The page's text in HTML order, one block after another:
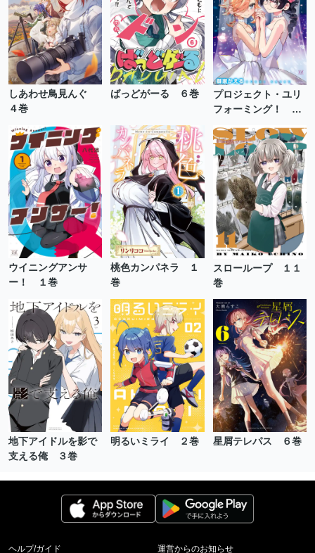
しあわせ鳥見んぐ
４巻
ばっどがーる ６巻
プロジェクト・ユリ
フォーミング！ ２
ウイニングアンサ
ー！ １巻
桃色カンパネラ １
巻
スローループ １１
巻
地下アイドルを影で
支える俺 ３巻
明るいミライ ２巻 星屑テレパス ６巻
ヘルプ/ガイド 運営からのお知らせ